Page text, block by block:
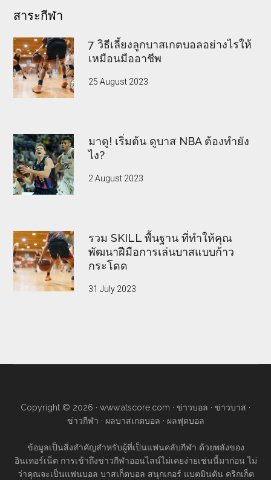
สาระกีฬา
7 วิธีเลี้ยงลูกบาสเกตบอลอย่างไรให้
เหมือนมืออาชีพ
25 August 2023
มาดู! เริ่มต้น ดูบาส NBA ต้องทำยัง
ไง?
2 August 2023
รวม SKILL พื้นฐาน ที่ทำให้คุณ
พัฒนาฝีมือการเล่นบาสแบบก้าว
กระโดด
31 July 2023
Copyright © 2026 · www.atscore.com · ข่าวบอล · ข่าวบาส ·
ข่าวกีฬา · ผลบาสเกตบอล · ผลฟุตบอล
ข้อมูลเป็นสิ่งสำคัญสำหรับผู้ที่เป็นแฟนคลับกีฬา ด้วยพลังของ
อินเทอร์เน็ต การเข้าถึงข่าวกีฬาออนไลน์ไม่เคยง่ายเช่นนี้มาก่อน ไม่
ว่าคุณจะเป็นแฟนบอล บาสเก็ตบอล สนุกเกอร์ แบตมินตัน คริกเก็ต